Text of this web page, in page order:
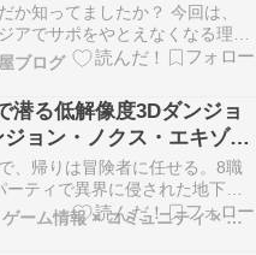
か知ってましたか？ 今回は、
アでサポをやとえなくなる理
ドラゴンクエストXランキング
豆腐屋はいつも、サポをやとう
して、「冒険者のおでかけ超便
しています ゲーム内とくらべて
ブログ
潜る低解像度3Dダンジョ
ョン・ノクス・エキゾチ
ジ公開
、帰りは冒険者に任せる。8職
ティで異界に侵された地下迷
が、KTN Gamesから
にゃ。
PixMofu ゲーム情報 × コミュニティ × 自作アプリ